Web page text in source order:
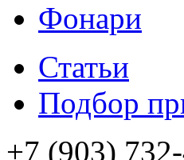
Фонари
Статьи
Подбор
+7 (903)